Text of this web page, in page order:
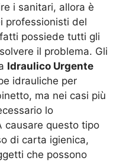
i sanitari, allora è
professionisti del
possiede tutti gli
il problema. Gli
Idraulico Urgente
idrauliche per
ma nei casi più
lo
causare questo tipo
di carta igienica,
che possono